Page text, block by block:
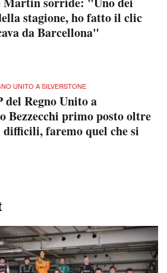
stagione, ho fatto il clic
da Barcellona"
UNITO A SILVERSTONE
del Regno Unito a
Bezzecchi primo posto oltre
faremo quel che si